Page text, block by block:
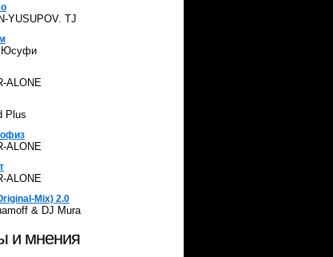
YUSUPOV. TJ
Юсуфи
ALONE
Plus
ALONE
ALONE
Mix) 2.0
& DJ Mura
и мнения